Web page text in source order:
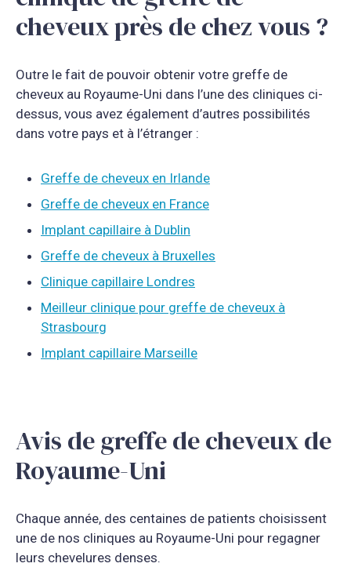
cheveux près de chez vous ?
Outre le fait de pouvoir obtenir votre greffe de
cheveux au Royaume-Uni dans l’une des cliniques ci-
dessus, vous avez également d’autres possibilités
dans votre pays et à l’étranger :
Greffe de cheveux en Irlande
Greffe de cheveux en France
Implant capillaire à Dublin
Greffe de cheveux à Bruxelles
Clinique capillaire Londres
Meilleur clinique pour greffe de cheveux à
Strasbourg
Implant capillaire Marseille
Avis de greffe de cheveux de
Royaume-Uni
Chaque année, des centaines de patients choisissent
une de nos cliniques au Royaume-Uni pour regagner
leurs chevelures denses.